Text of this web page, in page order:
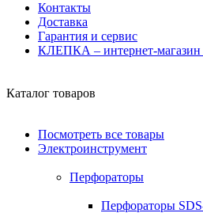
Контакты
Доставка
Гарантия и сервис
КЛЕПКА – интернет-магазин
Каталог товаров
Посмотреть все товары
Электроинструмент
Перфораторы
Перфораторы